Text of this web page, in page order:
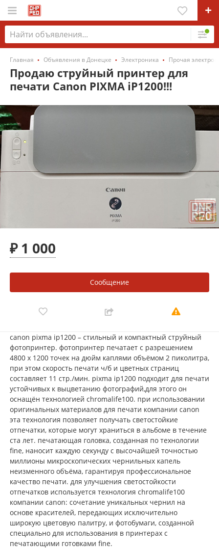
Главная Объявления в Донецке Электроника Прочая
Продаю струйный принтер для
печати Canon PIXMA iP1200!!!
₽ 1 000
Сообщение
canon pixma ip1200 – стильный и компактный струйный
фотопринтер. фотопринтер печатает с разрешением
4800 x 1200 точек на дюйм каплями объёмом 2 пиколитра,
при этом скорость печати ч/б и цветных страниц
составляет 11 стр./мин. pixma ip1200 подходит для печати
устойчивых к выцветанию фотографий,для этого он
оснащён технологией chromalife100. при использовании
оригинальных материалов для печати компании canon
эта технология позволяет получать светостойкие
отпечатки, которые могут храниться в альбоме в течение
ста лет. печатающая головка, созданная по технологии
fine, наносит каждую секунду с высочайшей точностью
миллионы микроскопических чернильных капель
неизменного объёма, гарантируя профессиональное
качество печати. для улучшения светостойкости
отпечатков используется технология chromalife100
компании canon: сочетание уникальных чернил на
основе красителей, передающих исключительно
широкую цветовую палитру, и фотобумаги, созданной
специально для использования в принтерах с
печатающими готовками fine.